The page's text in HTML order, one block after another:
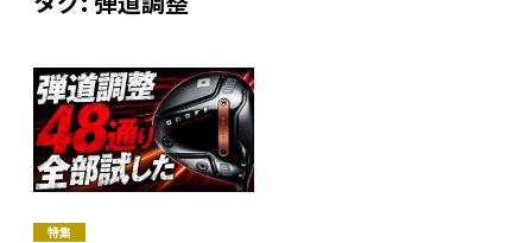
特集